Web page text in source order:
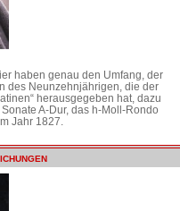
haben genau den Umfang, der
des Neunzehnjährigen, die der
herausgegeben hat, dazu
A-Dur, das h-Moll-Rondo
Jahr 1827.